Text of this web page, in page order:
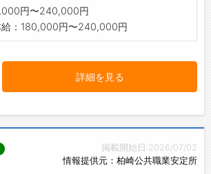
円〜240,000円
給：180,000円〜240,000円
詳細を見る
掲載開始日:2026/07/02
情報提供元：柏崎公共職業安定所